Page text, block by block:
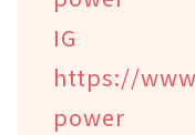
https://
power